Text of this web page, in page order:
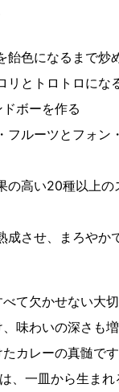
色になるまで炒
とトロトロにな
ボーを作る
ルーツとフォン
高い20種以上の
させ、まろやか
て欠かせない大切
味わいの深さも増
カレーの真髄です
、一皿から生まれ